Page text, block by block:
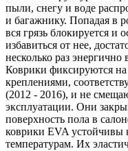
пыли, снегу и воде
и багажнику. Попадая в
вся грязь блокируется и
избавиться от нее,
несколько раз энергично
Коврики фиксируются
креплениями,
(2012 - 2016), и не
эксплуатации. Они
поверхность пола в
коврики EVA устойчивы
температурам. Их